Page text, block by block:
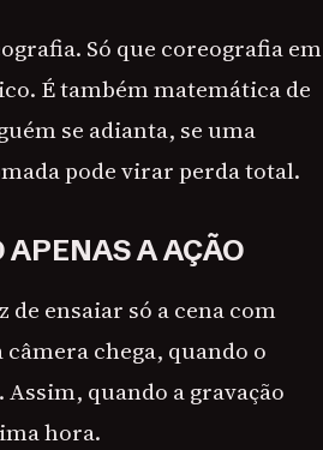
Só que coreografia em
É também matemática de
se adianta, se uma
pode virar perda total.
A AÇÃO
ensaiar só a cena com
chega, quando o
quando a gravação
hora.